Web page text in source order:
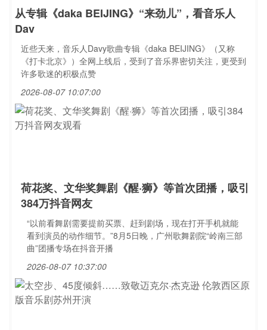
从专辑《daka BEIJING》“来劲儿”，看音乐人
Dav
近些天来，音乐人Davy歌曲专辑《daka BEIJING》（又称
《打卡北京》）全网上线后，受到了音乐界密切关注，更受到
许多歌迷的积极点赞
2026-08-07 10:07:00
荷花奖、文华奖舞剧《醒·狮》等首次团播，吸引
384万抖音网友
“以前看舞剧需要提前买票、赶到剧场，现在打开手机就能
看到演员的动作细节。”8月5日晚，广州歌舞剧院“岭南三部
曲”团播专场在抖音开播
2026-08-07 10:37:00